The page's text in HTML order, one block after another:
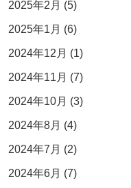
2025年2月 (5)
2025年1月 (6)
2024年12月 (1)
2024年11月 (7)
2024年10月 (3)
2024年8月 (4)
2024年7月 (2)
2024年6月 (7)